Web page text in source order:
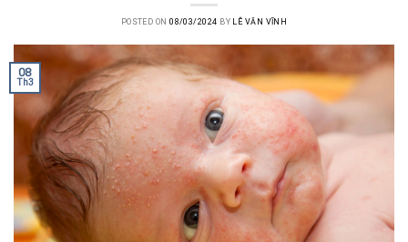
POSTED ON08/03/2024 BY LÊ VĂN VĨNH
08
Th3